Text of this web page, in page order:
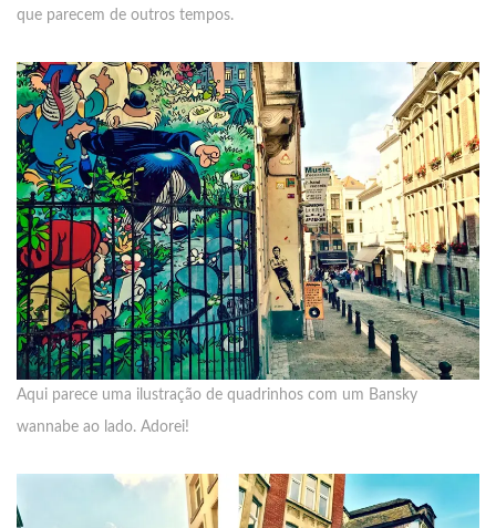
que parecem de outros tempos.
Aqui parece uma ilustração de quadrinhos com um Bansky
wannabe ao lado. Adorei!